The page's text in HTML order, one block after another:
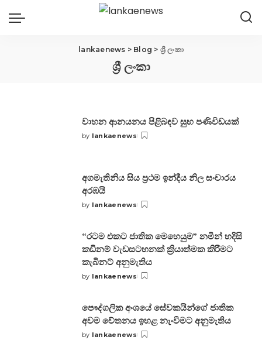
lankaenews > Blog > ශ්‍රී ලංකා
ශ්‍රී ලංකා
වාහන ආනයනය පිළිබඳව සුභ පණිවිඩයක්
Posted
by lankaenews
අගමැතිනිය සිය ප්‍රථම ඉන්දීය නිල සංචාරය
අරඹයි
Posted
by lankaenews
“රටම එකට ජාතික මෙහෙයුම” නමින් හදිසි
කඩිනම් වැඩසටහනක් ක්‍රියාත්මක කිරීමට
කැබිනට් අනුමැතිය
Posted
by lankaenews
පෞද්ගලික අංශයේ සේවකයින්ගේ ජාතික
අවම වේතනය ඉහළ නැංවීමට අනුමැතිය
Posted
by lankaenews